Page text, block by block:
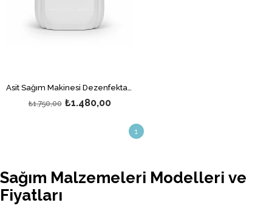
Asit Sağım Makinesi Dezenfektanı 20 Litre
₺1.480,00
₺1.750,00
1
Sağım Malzemeleri Modelleri ve
Fiyatları